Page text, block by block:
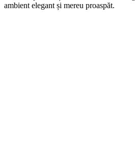
ambient elegant și mereu proaspăt.